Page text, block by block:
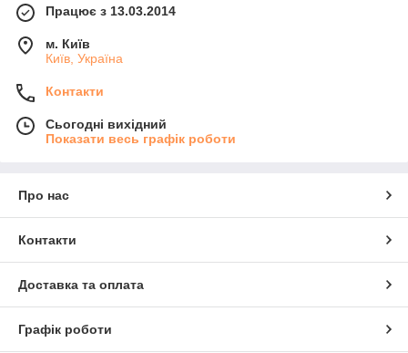
Працює з 13.03.2014
м. Київ
Київ, Україна
Контакти
Сьогодні вихідний
Показати весь графік роботи
Про нас
Контакти
Доставка та оплата
Графік роботи